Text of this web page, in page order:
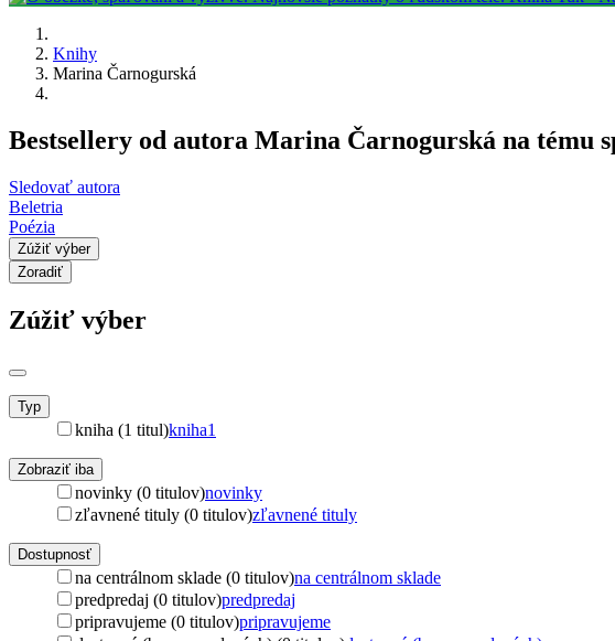
Knihy
Marina Čarnogurská
Bestsellery od autora Marina Čarnogurská na tému
Sledovať autora
Beletria
Poézia
Zúžiť výber
Zoradiť
Zúžiť výber
Typ
kniha (1 titul)kniha1
Zobraziť iba
novinky (0 titulov)novinky
zľavnené tituly (0 titulov)zľavnené tituly
Dostupnosť
na centrálnom sklade (0 titulov)na centrálnom sklade
predpredaj (0 titulov)predpredaj
pripravujeme (0 titulov)pripravujeme